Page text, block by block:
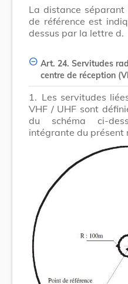
La distance
de référence est
dessus par la lettre d.
Art. 24. Servitudes
centre de réception
1. Les servitudes
VHF / UHF sont
du schéma ci-
intégrante du présent